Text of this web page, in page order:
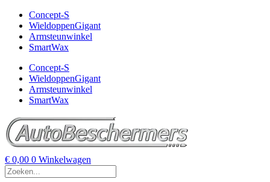
Concept-S
WieldoppenGigant
Armsteunwinkel
SmartWax
Concept-S
WieldoppenGigant
Armsteunwinkel
SmartWax
€ 0,00 0 Winkelwagen